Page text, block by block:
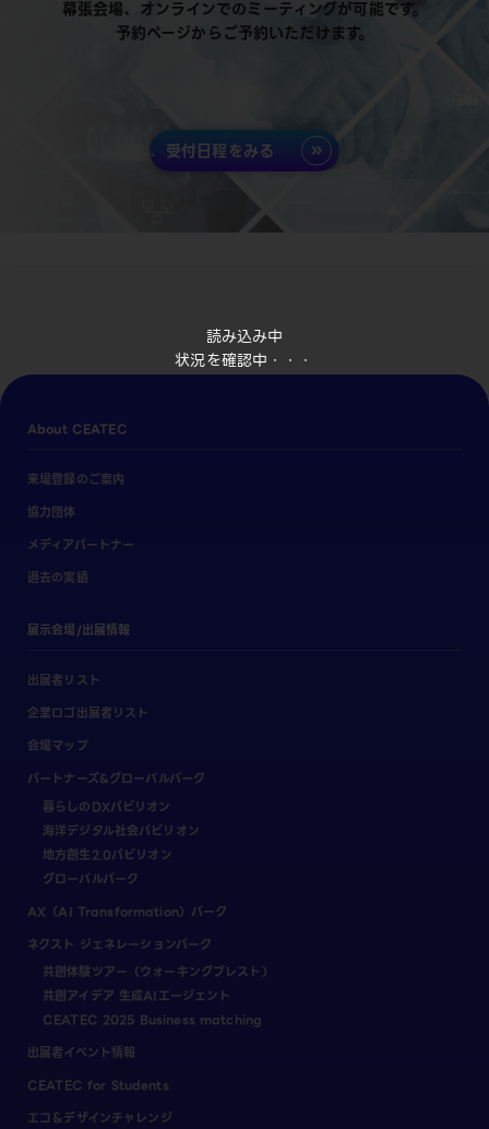
読み込み中
状況を確認中・・・
幕張会場、オンラインでのミーティングが可能です。
予約ページからご予約いただけます。
受付日程をみる
About CEATEC
来場登録のご案内
協力団体
メディアパートナー
過去の実績
展示会場/出展情報
出展者リスト
企業ロゴ出展者リスト
会場マップ
パートナーズ&グローバルパーク
暮らしのDXパビリオン
海洋デジタル社会パビリオン
地方創生2.0パビリオン
グローバルパーク
AX（AI Transformation）パーク
ネクスト ジェネレーションパーク
共創体験ツアー（ウォーキングブレスト）
共創アイデア 生成AIエージェント
CEATEC 2025 Business matching
出展者イベント情報
CEATEC for Students
エコ＆デザインチャレンジ